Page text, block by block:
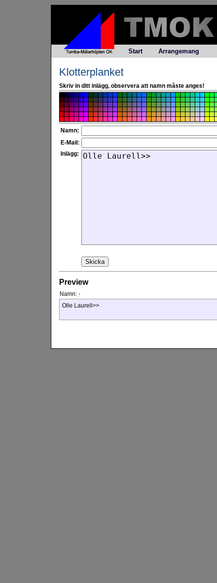
Start Arrangemang
Klotterplanket
Skriv in ditt inlägg, observera att namn måste anges!
Namn:
E-Mail:
Inlägg:
Preview
Namn: -
Olle Laurell>>